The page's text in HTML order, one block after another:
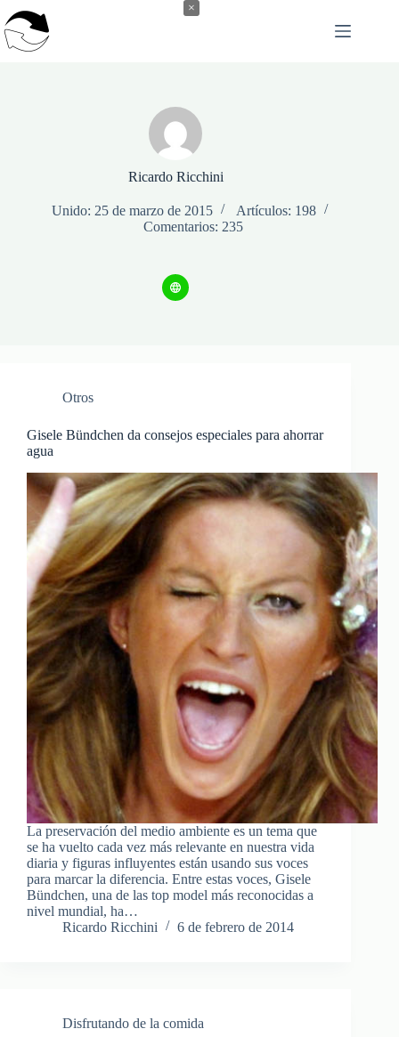
al
contenido
Ricardo Ricchini
Unido: 25 de marzo de 2015
Artículos: 198
Comentarios: 235
Otros
Gisele Bündchen da consejos especiales para ahorrar
agua
La preservación del medio ambiente es un tema que
se ha vuelto cada vez más relevante en nuestra vida
diaria y figuras influyentes están usando sus voces
para marcar la diferencia. Entre estas voces, Gisele
Bündchen, una de las top model más reconocidas a
nivel mundial, ha…
Ricardo Ricchini
6 de febrero de 2014
Disfrutando de la comida
×